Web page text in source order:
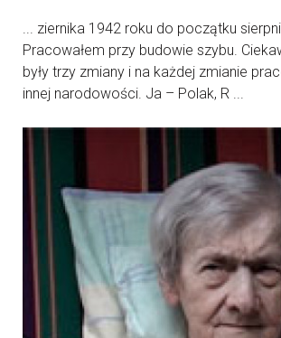
... ziernika 1942 roku do początku
Pracowałem przy budowie szybu.
były trzy zmiany i na każdej zmianie
innej narodowości. Ja – Polak, R ...